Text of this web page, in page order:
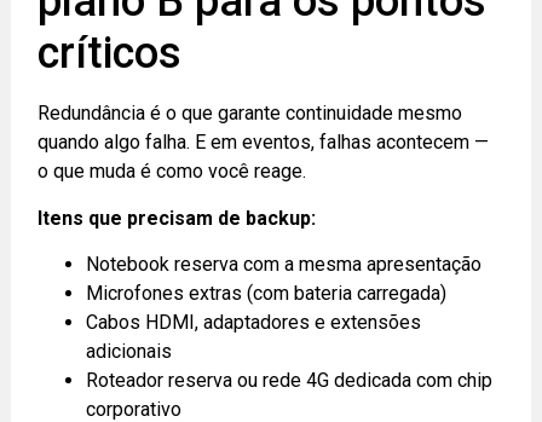
críticos
Redundância é o que garante continuidade mesmo
quando algo falha. E em eventos, falhas acontecem —
o que muda é como você reage.
Itens que precisam de backup:
Notebook reserva com a mesma apresentação
Microfones extras (com bateria carregada)
Cabos HDMI, adaptadores e extensões
adicionais
Roteador reserva ou rede 4G dedicada com chip
corporativo